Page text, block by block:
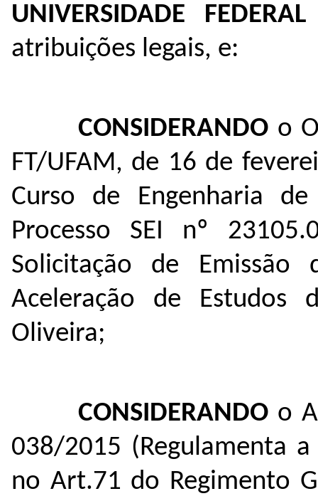
UNIVERSIDADE
atribuições legais, e:
CONSIDERANDO o
FT/UFAM, de 16 de
Curso de Engenharia
Processo SEI nº
Solicitação de
Aceleração de Estudos
Oliveira;
CONSIDERANDO o
038/2015 (Regulamenta
no Art.71 do Regimento